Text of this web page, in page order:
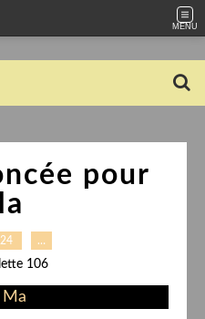
MENU
pour
…
106